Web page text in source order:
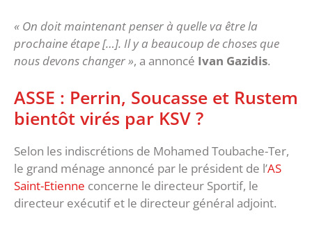
« On doit maintenant penser à quelle va être la
prochaine étape […]. Il y a beaucoup de choses que
nous devons changer », a annoncé Ivan Gazidis.
ASSE : Perrin, Soucasse et Rustem
bientôt virés par KSV ?
Selon les indiscrétions de Mohamed Toubache-Ter,
le grand ménage annoncé par le président de l’AS
Saint-Etienne concerne le directeur Sportif, le
directeur exécutif et le directeur général adjoint.